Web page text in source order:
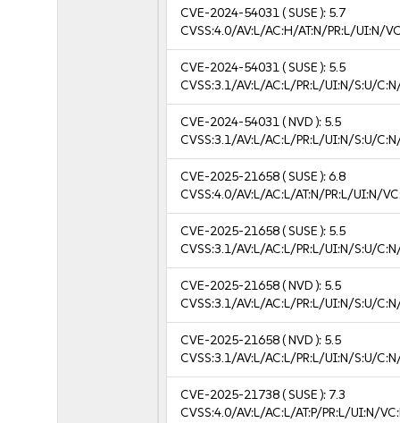
CVE-2024-54031( SUSE ): 5.7
CVSS:4.0/AV:L/AC:H/AT:N/PR:L/UI:N/
CVE-2024-54031( SUSE ): 5.5
CVSS:3.1/AV:L/AC:L/PR:L/UI:N/S:U/
CVE-2024-54031( NVD ): 5.5
CVSS:3.1/AV:L/AC:L/PR:L/UI:N/S:U/
CVE-2025-21658( SUSE ):6.8
CVSS:4.0/AV:L/AC:L/AT:N/PR:L/UI:N/
CVE-2025-21658( SUSE ): 5.5
CVSS:3.1/AV:L/AC:L/PR:L/UI:N/S:U/
CVE-2025-21658( NVD ): 5.5
CVSS:3.1/AV:L/AC:L/PR:L/UI:N/S:U/
CVE-2025-21658( NVD ): 5.5
CVSS:3.1/AV:L/AC:L/PR:L/UI:N/S:U/
CVE-2025-21738( SUSE ): 7.3
CVSS:4.0/AV:L/AC:L/AT:P/PR:L/UI:N/